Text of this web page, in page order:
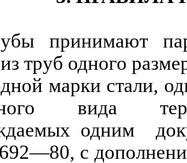
принимают
из труб одного
марки стали,
вида
одним до
с